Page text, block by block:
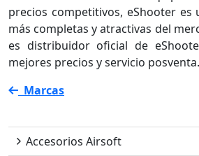
precios competitivos, eShooter es
más completas y atractivas del
es distribuidor oficial de
mejores precios y servicio posventa.
Marcas
Accesorios Airsoft